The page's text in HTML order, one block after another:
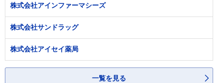
株式会社アインファーマシーズ
株式会社サンドラッグ
株式会社アイセイ薬局
一覧を見る